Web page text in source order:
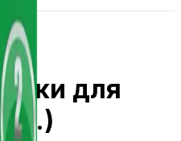
для